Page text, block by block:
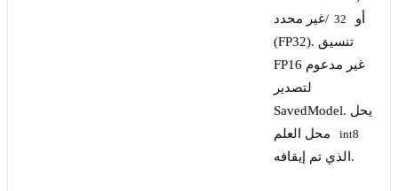
أو
32 /غير محدد
(FP32). تنسيق
FP16 غير مدعوم
لتصدير
SavedModel. يحل
int8
الذي تم إيقافه.